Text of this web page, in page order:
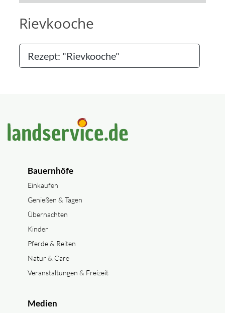
Rievkooche
Rezept: "Rievkooche"
Bauernhöfe
Einkaufen
Genießen & Tagen
Übernachten
Kinder
Pferde & Reiten
Natur & Care
Veranstaltungen & Freizeit
Medien